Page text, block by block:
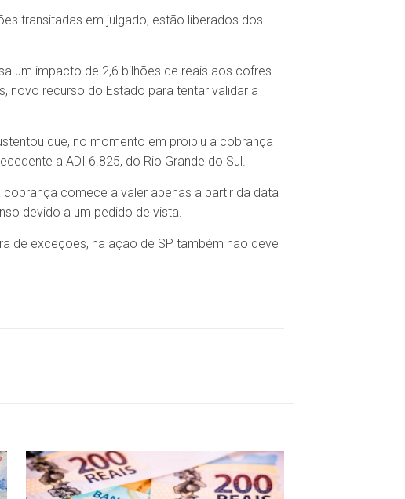
transitadas em julgado, estão liberados dos
um impacto de 2,6 bilhões de reais aos cofres
novo recurso do Estado para tentar validar a
que, no momento em proibiu a cobrança
a ADI 6.825, do Rio Grande do Sul.
comece a valer apenas a partir da data
devido a um pedido de vista.
de exceções, na ação de SP também não deve